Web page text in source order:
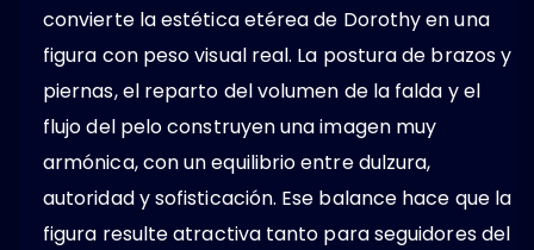
convierte la estética etérea de Dorothy en una
figura con peso visual real. La postura de brazos y
piernas, el reparto del volumen de la falda y el
flujo del pelo construyen una imagen muy
armónica, con un equilibrio entre dulzura,
autoridad y sofisticación. Ese balance hace que la
figura resulte atractiva tanto para seguidores del